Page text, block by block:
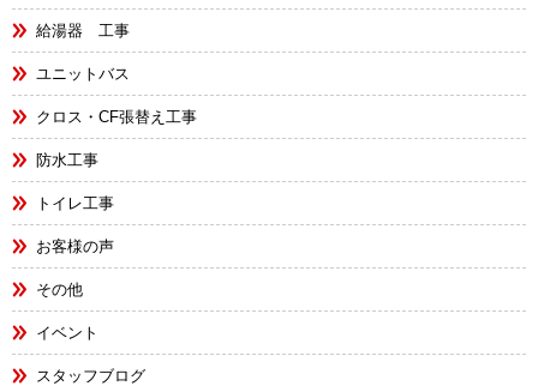
給湯器 工事
ユニットバス
クロス・CF張替え工事
防水工事
トイレ工事
お客様の声
その他
イベント
スタッフブログ